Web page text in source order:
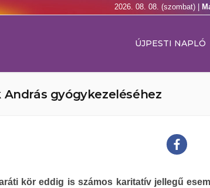
2026. 08. 08. (szombat) |
ÚJPESTI NAPLÓ
gyógykezeléséhez
kör eddig is számos karitatív jellegű